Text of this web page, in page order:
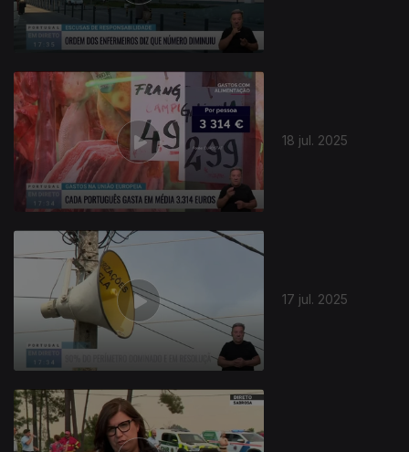
18 jul. 2025
17 jul. 2025
865049